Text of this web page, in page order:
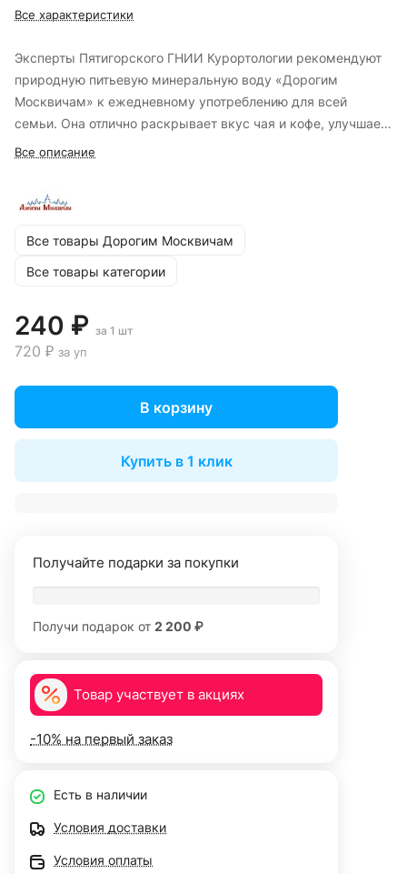
Все характеристики
Эксперты Пятигорского ГНИИ Курортологии рекомендуют
природную питьевую минеральную воду «Дорогим
Москвичам» к ежедневному употреблению для всей
семьи. Она отлично раскрывает вкус чая и кофе, улучшает
вкус блюд.
Все описание
Все товары Дорогим Москвичам
Все товары категории
240 ₽ за 1 шт
720 ₽ за уп
В корзину
Купить в 1 клик
Получайте подарки за покупки
Получи подарок от 2 200 ₽
Товар участвует в акциях
-10% на первый заказ
Есть в наличии
Условия доставки
Условия оплаты